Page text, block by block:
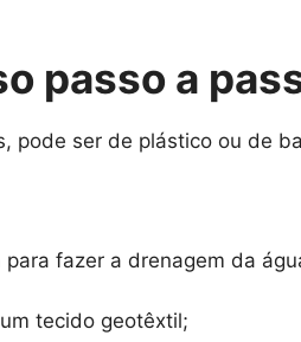
passo a
pode ser de plástico ou de
fazer a drenagem da
tecido geotêxtil;